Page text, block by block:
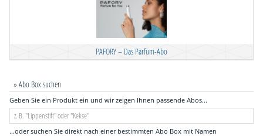
PAFORY – Das Parfüm-Abo
» Abo Box suchen
Geben Sie ein Produkt ein und wir zeigen Ihnen passende Abos...
...oder suchen Sie direkt nach einer bestimmten Abo Box mit Namen